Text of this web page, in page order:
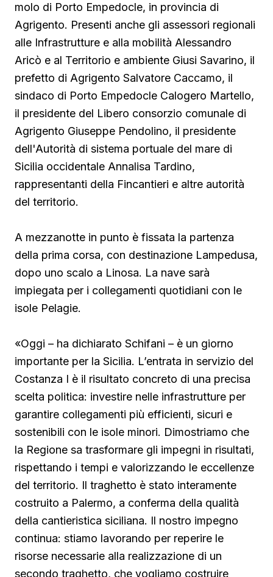
molo di Porto Empedocle, in provincia di
Agrigento. Presenti anche gli assessori regionali
alle Infrastrutture e alla mobilità Alessandro
Aricò e al Territorio e ambiente Giusi Savarino, il
prefetto di Agrigento Salvatore Caccamo, il
sindaco di Porto Empedocle Calogero Martello,
il presidente del Libero consorzio comunale di
Agrigento Giuseppe Pendolino, il presidente
dell'Autorità di sistema portuale del mare di
Sicilia occidentale Annalisa Tardino,
rappresentanti della Fincantieri e altre autorità
del territorio.
A mezzanotte in punto è fissata la partenza
della prima corsa, con destinazione Lampedusa,
dopo uno scalo a Linosa. La nave sarà
impiegata per i collegamenti quotidiani con le
isole Pelagie.
«Oggi – ha dichiarato Schifani – è un giorno
importante per la Sicilia. L’entrata in servizio del
Costanza I è il risultato concreto di una precisa
scelta politica: investire nelle infrastrutture per
garantire collegamenti più efficienti, sicuri e
sostenibili con le isole minori. Dimostriamo che
la Regione sa trasformare gli impegni in risultati,
rispettando i tempi e valorizzando le eccellenze
del territorio. Il traghetto è stato interamente
costruito a Palermo, a conferma della qualità
della cantieristica siciliana. Il nostro impegno
continua: stiamo lavorando per reperire le
risorse necessarie alla realizzazione di un
secondo traghetto, che vogliamo costruire